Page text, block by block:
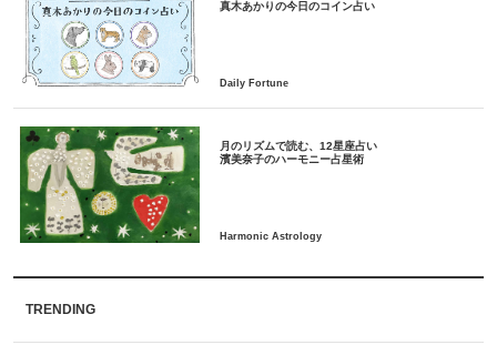
月のリズムで読む、12星座占い
TRENDING